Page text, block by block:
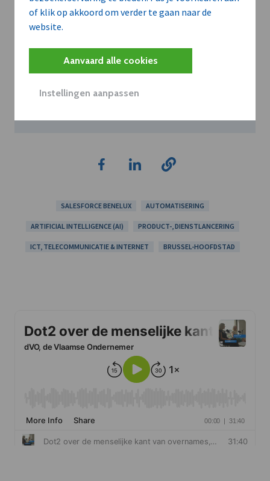
of klik op akkoord om verder te gaan naar de
website.
Aanvaard alle cookies
Instellingen aanpassen
Volg dit bedrijf om op de hoogte gebracht te
SALESFORCE BENELUX AUTOMATISERING
ARTIFICIAL INTELLIGENCE (AI) PRODUCT-, DIENSTLANCERING
ICT, TELECOMMUNICATIE & INTERNET BRUSSEL-HOOFDSTAD